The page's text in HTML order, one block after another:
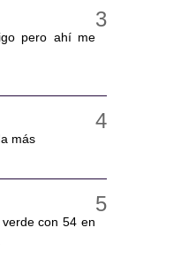
pero ahí me
más
con 54 en